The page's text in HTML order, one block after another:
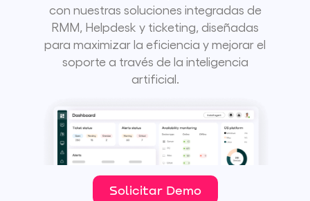
con nuestras soluciones integradas de
RMM, Helpdesk y ticketing, diseñadas
para maximizar la eficiencia y mejorar el
soporte a través de la inteligencia
artificial.
Solicitar Demo